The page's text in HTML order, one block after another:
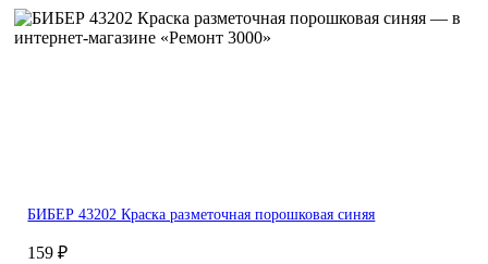
БИБЕР 43202 Краска разметочная порошковая синяя
159 ₽